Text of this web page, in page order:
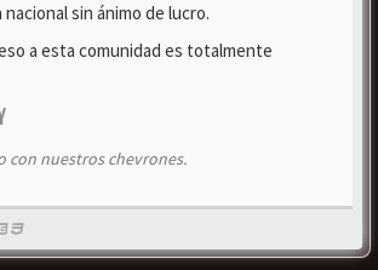
sin ánimo de lucro.
a esta comunidad es totalmente
con nuestros chevrones.